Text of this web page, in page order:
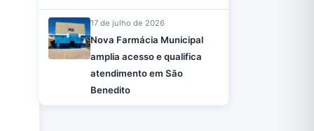
17 de julho de 2026
Nova Farmácia Municipal
amplia acesso e qualifica
atendimento em São
Benedito